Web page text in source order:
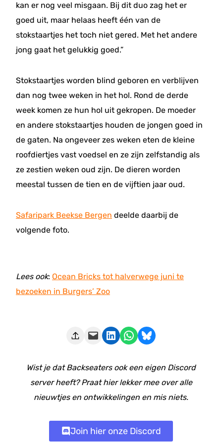
kan er nog veel misgaan. Bij dit duo zag het er
goed uit, maar helaas heeft één van de
stokstaartjes het toch niet gered. Met het andere
jong gaat het gelukkig goed.”
Stokstaartjes worden blind geboren en verblijven
dan nog twee weken in het hol. Rond de derde
week komen ze hun hol uit gekropen. De moeder
en andere stokstaartjes houden de jongen goed in
de gaten. Na ongeveer zes weken eten de kleine
roofdiertjes vast voedsel en ze zijn zelfstandig als
ze zestien weken oud zijn. De dieren worden
meestal tussen de tien en de vijftien jaar oud.
Safaripark Beekse Bergen deelde daarbij de
volgende foto.
Lees ook: Ocean Bricks tot halverwege juni te
bezoeken in Burgers’ Zoo
Deze pagina e-mailen Delen op LinkedIn Delen via WhatsApp Share on Bluesky
Wist je dat Backseaters ook een eigen Discord
server heeft? Praat hier lekker mee over alle
nieuwtjes en ontwikkelingen en mis niets.
Join hier onze Discord